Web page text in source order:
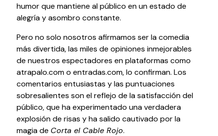
Baluarte
¿Qué es Baluarte?
Taquilla
Cómo llegar
Contacto
Espacio accesible
Actualidad
humor que mantiene al público en un estado de
alegría y asombro constante.
Pero no solo nosotros afirmamos ser la comedia
más divertida, las miles de opiniones inmejorables
de nuestros espectadores en plataformas como
atrapalo.com o entradas.com, lo confirman. Los
comentarios entusiastas y las puntuaciones
sobresalientes son el reflejo de la satisfacción del
público, que ha experimentado una verdadera
explosión de risas y ha salido cautivado por la
magia de Corta el Cable Rojo.